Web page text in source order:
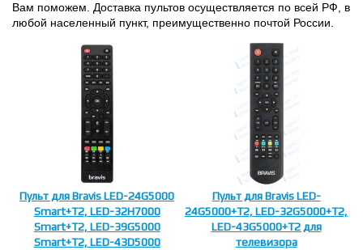
Вам поможем. Доставка пультов осуществляется по всей РФ, в
любой населенный пункт, преимущественно почтой России.
Пульт для Bravis LED-24G5000
Smart+T2, LED-32H7000
Smart+T2, LED-39G5000
Smart+T2, LED-43D5000
Пульт для Bravis LED-
24G5000+T2, LED-32G5000+T2,
LED-43G5000+T2 для
телевизора